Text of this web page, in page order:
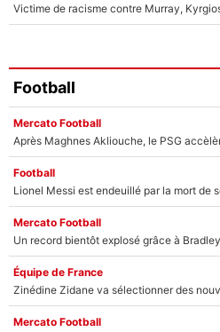
Football
Mercato Football
Football
Mercato Football
Équipe de France
Mercato Football